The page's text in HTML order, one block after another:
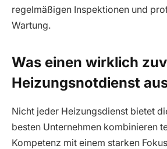
regelmäßigen Inspektionen und
Wartung.
Was einen wirklich
Heizungsnotdienst
Nicht jeder Heizungsdienst bietet
besten Unternehmen kombinieren
Kompetenz mit einem starken